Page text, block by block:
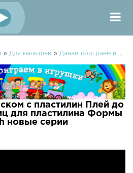
» Для малышей » Давай поиграем в игрушки
с пластилин Плей до
для пластилина Формы
новые серии